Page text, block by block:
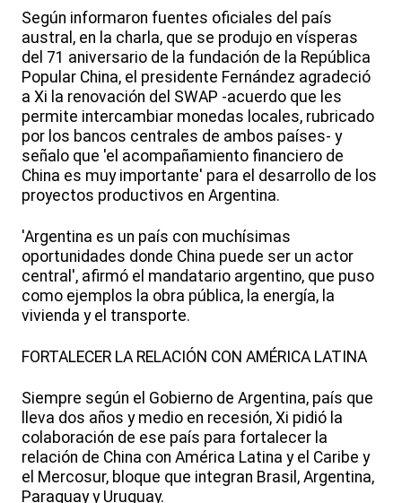
Según informaron fuentes oficiales del país
austral, en la charla, que se produjo en vísperas
del 71 aniversario de la fundación de la República
Popular China, el presidente Fernández agradeció
a Xi la renovación del SWAP -acuerdo que les
permite intercambiar monedas locales, rubricado
por los bancos centrales de ambos países- y
señalo que 'el acompañamiento financiero de
China es muy importante' para el desarrollo de los
proyectos productivos en Argentina.
'Argentina es un país con muchísimas
oportunidades donde China puede ser un actor
central', afirmó el mandatario argentino, que puso
como ejemplos la obra pública, la energía, la
vivienda y el transporte.
FORTALECER LA RELACIÓN CON AMÉRICA LATINA
Siempre según el Gobierno de Argentina, país que
lleva dos años y medio en recesión, Xi pidió la
colaboración de ese país para fortalecer la
relación de China con América Latina y el Caribe y
el Mercosur, bloque que integran Brasil, Argentina,
Paraguay y Uruguay.